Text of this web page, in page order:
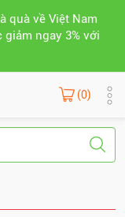
quà về Việt Nam
giảm ngay 3% với
(0)